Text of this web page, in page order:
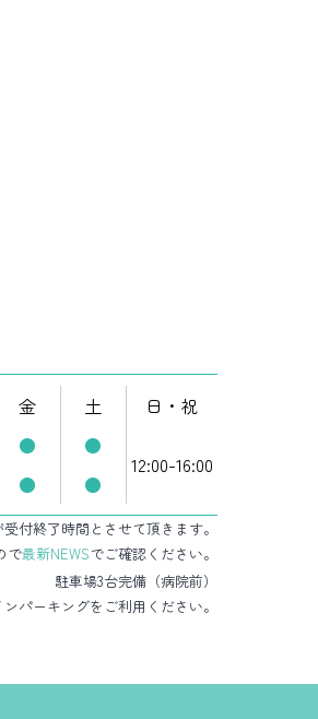
金 土
日・祝
● ●
12:00-16:00
● ●
付終了時間とさせて頂きます。
で最新NEWSでご確認ください。
駐車場3台完備（病院前）
パーキングをご利用ください。